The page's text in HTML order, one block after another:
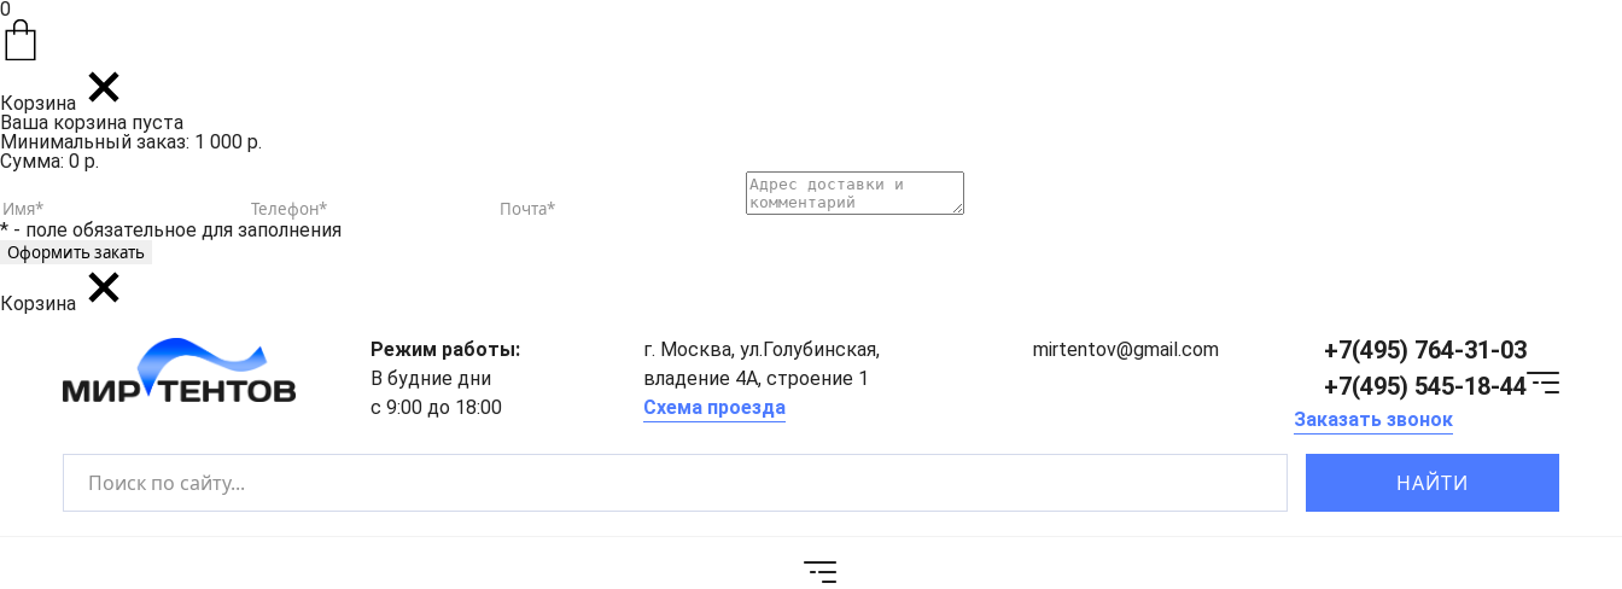
0
Корзина
Ваша корзина пуста
Минимальный заказ: 1 000 р.
Сумма: 0 р.
* - поле обязательное для заполнения
Корзина
Режим работы:
В будние дни
с 9:00 до 18:00
г. Москва, ул.Голубинская,
владение 4А, строение 1
Схема проезда
mirtentov@gmail.com
+7(495) 764-31-03
+7(495) 545-18-44
Заказать звонок
НАЙТИ